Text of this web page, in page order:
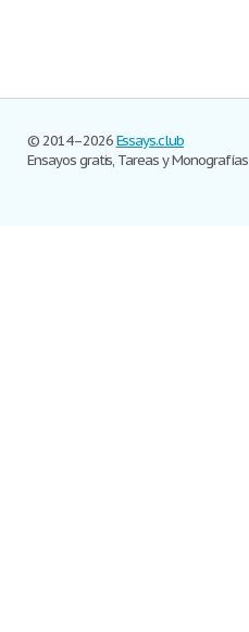
© 2014–2026Essays.club
Ensayos gratis, Tareas y Monografías